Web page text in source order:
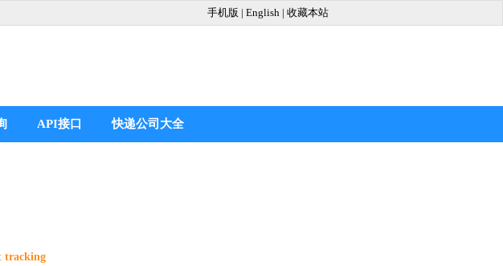
手机版 | English | 收藏本站
API接口 快递公司大全
tracking